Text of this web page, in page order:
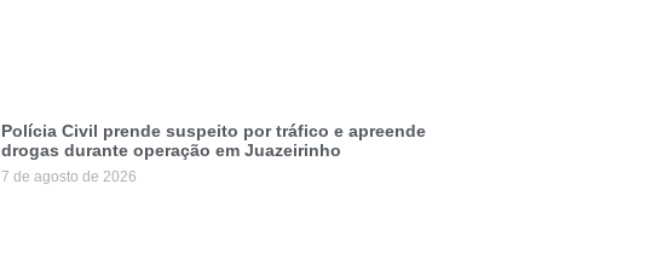
Polícia Civil prende suspeito por tráfico e apreende
drogas durante operação em Juazeirinho
7 de agosto de 2026